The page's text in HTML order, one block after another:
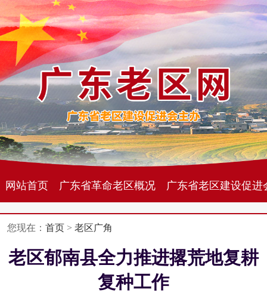
网站首页 广东省革命老区概况 广东省老区建设促进
您现在： 首页> 老区广角
老区郁南县全力推进撂荒地复耕
复种工作